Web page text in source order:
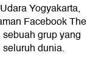
Yogyakarta,
Facebook The
grup yang
dunia.